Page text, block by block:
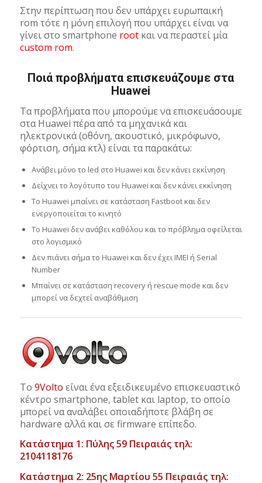
Στην περίπτωση που δεν υπάρχει ευρωπαική
rom τότε η μόνη επιλογή που υπάρχει είναι να
γίνει στο smartphone rootκαι να περαστεί μία
custom rom.
Ποιά προβλήματα επισκευάζουμε στα
Huawei
Τα προβλήματα που μπορούμε να επισκευάσουμε
στα Huawei πέρα από τα μηχανικά και
ηλεκτρονικά (οθόνη, ακουστικό, μικρόφωνο,
φόρτιση, σήμα κτλ) είναι τα παρακάτω:
Ανάβει μόνο το led στο Huawei και δεν κάνει εκκίνηση
Δείχνει το λογότυπο του Huawei και δεν κάνει εκκίνηση
Το Huawei μπαίνει σε κατάσταση Fastboot και δεν
ενεργοποιείται το κινητό
Το Huawei δεν ανάβει καθόλου και το πρόβλημα οφείλεται
στο λογισμικό
Δεν πιάνει σήμα το Huawei και δεν έχει IMEI ή Serial
Number
Μπαίνει σε κατάσταση recovery ή rescue mode και δεν
μπορεί να δεχτεί αναβάθμιση
Το 9Volto είναι ένα εξειδικευμένο επισκευαστικό
κέντρο smartphone, tablet και laptop, το οποίο
μπορεί να αναλάβει οποιαδήποτε βλάβη σε
hardware αλλά και σε firmware επίπεδο.
Κατάστημα 1: Πύλης 59 Πειραιάς τηλ:
2104118176
Κατάστημα 2: 25ης Μαρτίου 55 Πειραιάς τηλ: